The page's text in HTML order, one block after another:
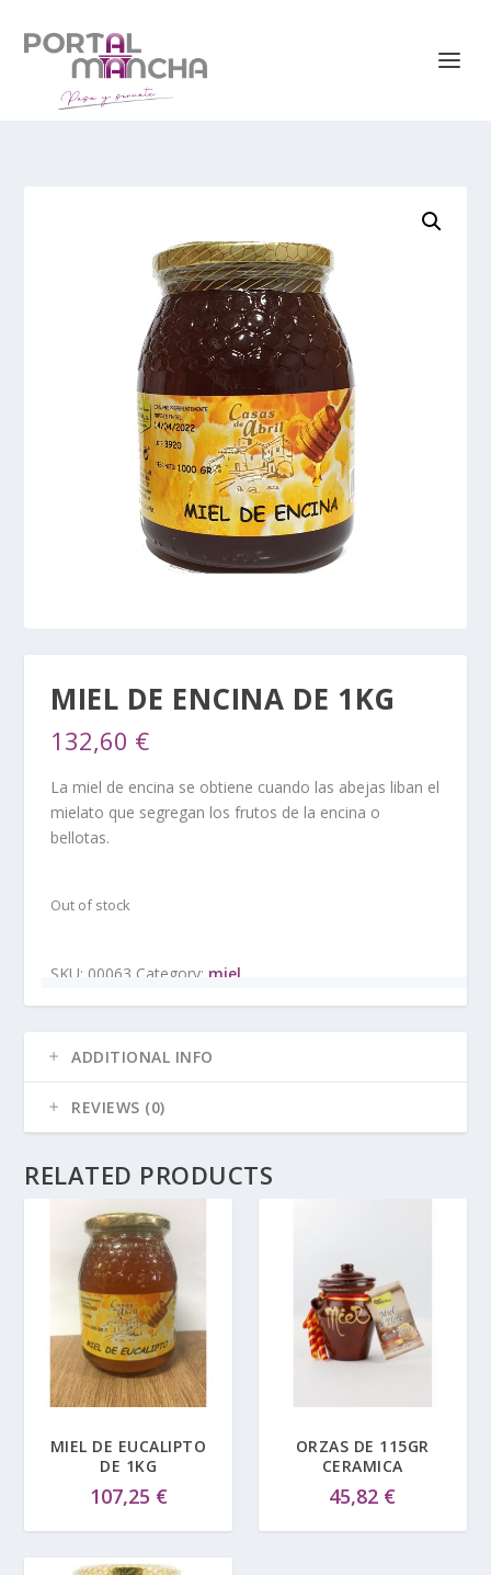
MIEL DE ENCINA DE 1KG
132,60 €
La miel de encina se obtiene cuando las abejas liban el
mielato que segregan los frutos de la encina o
bellotas.
Out of stock
SKU: 00063 Category: miel
ADDITIONAL INFO
REVIEWS (0)
RELATED PRODUCTS
MIEL DE EUCALIPTO
DE 1KG
107,25 €
ORZAS DE 115GR
CERAMICA
45,82 €